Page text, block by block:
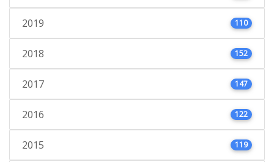
2019 110
2018 152
2017 147
2016 122
2015 119